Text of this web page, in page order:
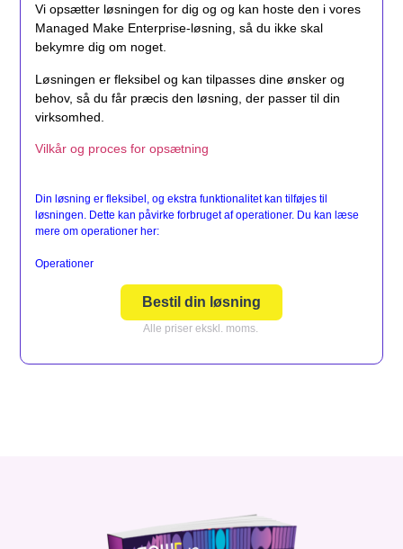
Vi opsætter løsningen for dig og og kan hoste den i vores
Managed Make Enterprise-løsning, så du ikke skal
bekymre dig om noget.
Løsningen er fleksibel og kan tilpasses dine ønsker og
behov, så du får præcis den løsning, der passer til din
virksomhed.
Vilkår og proces for opsætning
Din løsning er fleksibel, og ekstra funktionalitet kan tilføjes til
løsningen. Dette kan påvirke forbruget af operationer. Du kan læse
mere om operationer her:
Operationer
Bestil din løsning
Alle priser ekskl. moms.